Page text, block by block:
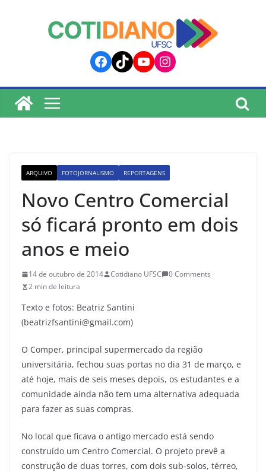
Facebook
TikTokYouTube
Instagram
ARQUIVO FOTOJORNALISMO REPORTAGENS
Novo Centro Comercial
só ficará pronto em dois
anos e meio
14 de outubro de 2014 Cotidiano UFSC
0 Comments
2 min de leitura
Texto e fotos: Beatriz Santini
(beatrizfsantini@gmail.com)
O Comper, principal supermercado da região
universitária, fechou suas portas no dia 31 de março, e
até hoje, mais de seis meses depois, os estudantes e a
comunidade ainda não tem uma alternativa adequada
para fazer as suas compras.
No local que ficava o antigo mercado está sendo
construído um Centro Comercial. O projeto prevê a
construção de duas torres, com dois sub-solos, térreo,